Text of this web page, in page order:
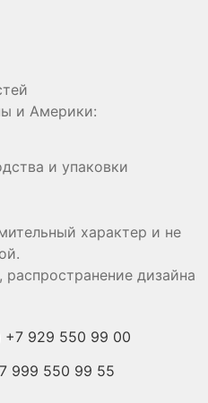
и Америки:
и упаковки
характер и не
дизайна
+7 929 550 99 00
999 550 99 55